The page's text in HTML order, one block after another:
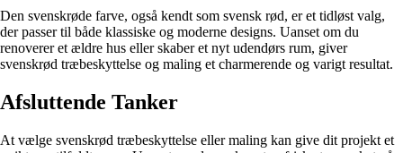
Den svenskrøde farve, også kendt som svensk rød, er et tidløst valg,
der passer til både klassiske og moderne designs. Uanset om du
renoverer et ældre hus eller skaber et nyt udendørs rum, giver
svenskrød træbeskyttelse og maling et charmerende og varigt resultat.
Afsluttende Tanker
At vælge svenskrød træbeskyttelse eller maling kan give dit projekt et